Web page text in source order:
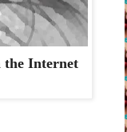
the Internet